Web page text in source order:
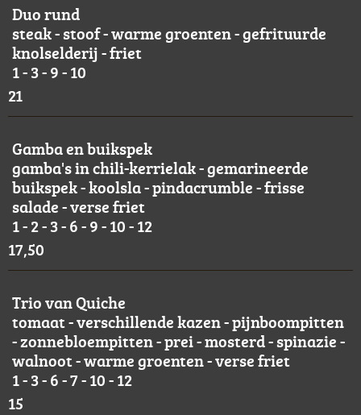
Duo rund
steak - stoof - warme groenten - gefrituurde
knolselderij - friet
1 - 3 - 9 - 10
21
Gamba en buikspek
gamba's in chili-kerrielak - gemarineerde
buikspek - koolsla - pindacrumble - frisse
salade - verse friet
1 - 2 - 3 - 6 - 9 - 10 - 12
17,50
Trio van Quiche
tomaat - verschillende kazen - pijnboompitten
- zonnebloempitten - prei - mosterd - spinazie -
walnoot - warme groenten - verse friet
1 - 3 - 6 - 7 - 10 - 12
15